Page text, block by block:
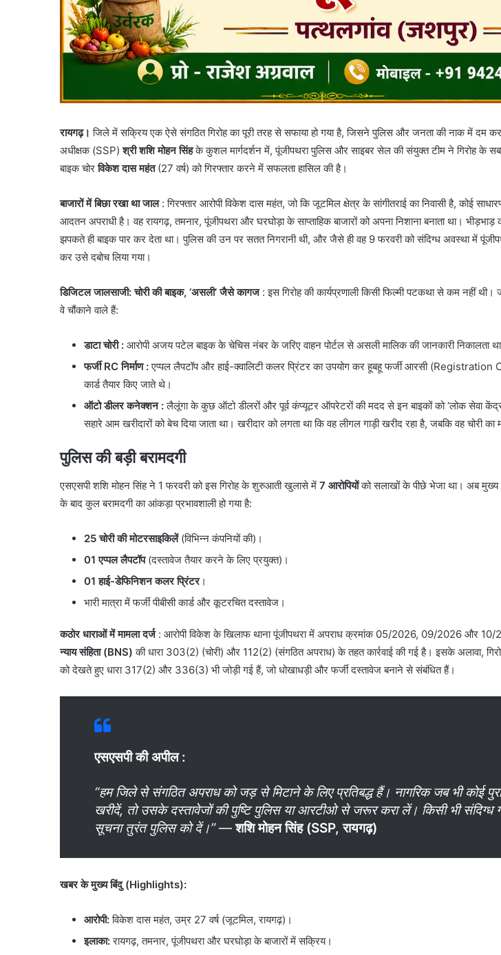
रायगढ़। जिले में सक्रिय एक ऐसे संगठित गिरोह का पूरी तरह से सफाया हो गया है, जिसने पुलिस और जनता की नाक में दम
अधीक्षक (SSP)श्री शशि मोहन सिंहके कुशल मार्गदर्शन में, पूंजीपथरा पुलिस और साइबर सेल की संयुक्त टीम ने गिरोह के
बाइक चोरविकेश दास महंत(27 वर्ष) को गिरफ्तार करने में सफलता हासिल की है।
बाजारों में बिछा रखा था जाल: गिरफ्तार आरोपी विकेश दास महंत, जो कि जूटमिल क्षेत्र के सांगीतराई का निवासी है, कोई
आदतन अपराधी है। वह रायगढ़, तमनार, पूंजीपथरा और घरघोड़ा के साप्ताहिक बाजारों को अपना निशाना बनाता था।
झपकते ही बाइक पार कर देता था। पुलिस की उन पर सतत निगरानी थी, और जैसे ही वह 9 फरवरी को संदिग्ध अवस्था में
कर उसे दबोच लिया गया।
डिजिटल जालसाजी: चोरी की बाइक, ‘असली’ जैसे कागज: इस गिरोह की कार्यप्रणाली किसी फिल्मी पटकथा से कम नहीं
वे चौंकाने वाले हैं:
डाटा चोरी : आरोपी अजय पटेल बाइक के चेचिस नंबर के जरिए वाहन पोर्टल से असली मालिक की जानकारी निकालता
फर्जी RC निर्माण :एप्पल लैपटॉप और हाई-क्वालिटी कलर प्रिंटर का उपयोग कर हूबहू फर्जी आरसी
कार्ड तैयार किए जाते थे।
ऑटो डीलर कनेक्शन :लैलूंगा के कुछ ऑटो डीलरों और पूर्व कंप्यूटर ऑपरेटरों की मदद से इन बाइकों को ‘लोक सेवा
सहारे आम खरीदारों को बेच दिया जाता था। खरीदार को लगता था कि वह लीगल गाड़ी खरीद रहा है, जबकि वह चोरी का
पुलिस की बड़ी बरामदगी
​एसएसपी शशि मोहन सिंह ने 1 फरवरी को इस गिरोह के शुरुआती खुलासे में 7 आरोपियोंको सलाखों के पीछे भेजा था। अब मुख्य
के बाद कुल बरामदगी का आंकड़ा प्रभावशाली हो गया है:
25 चोरी की मोटरसाइकिलें(विभिन्न कंपनियों की)।
01 एप्पल लैपटॉप(दस्तावेज तैयार करने के लिए प्रयुक्त)।
01 हाई-डेफिनिशन कलर प्रिंटर।
​भारी मात्रा में फर्जी पीबीसी कार्ड और कूटरचित दस्तावेज।
कठोर धाराओं में मामला दर्ज: ​आरोपी विकेश के खिलाफ थाना पूंजीपथरा में अपराध क्रमांक 05/2026, 09/2026 और
न्याय संहिता (BNS) की धारा 303(2) (चोरी) और 112(2) (संगठित अपराध) के तहत कार्रवाई की गई है। इसके अलावा,
को देखते हुए धारा 317(2) और 336(3) भी जोड़ी गई हैं, जो धोखाधड़ी और फर्जी दस्तावेज बनाने से संबंधित हैं।
एसएसपी की अपील :
“हम जिले से संगठित अपराध को जड़ से मिटाने के लिए प्रतिबद्ध हैं। नागरिक जब भी कोई
खरीदें, तो उसके दस्तावेजों की पुष्टि पुलिस या आरटीओ से जरूर करा लें। किसी भी संदिग्ध
सूचना तुरंत पुलिस को दें।”—शशि मोहन सिंह (SSP, रायगढ़)
खबर के मुख्य बिंदु (Highlights):
आरोपी:विकेश दास महंत, उम्र 27 वर्ष (जूटमिल, रायगढ़)।
इलाका:रायगढ़, तमनार, पूंजीपथरा और घरघोड़ा के बाजारों में सक्रिय।